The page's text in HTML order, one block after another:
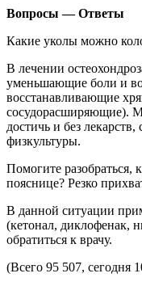
Вопросы — Ответы
Какие уколы можно
В лечении
уменьшающие боли и
восстанавливающие
сосудорасширяющие).
достичь и без
физкультуры.
Помогите разобраться,
пояснице? Резко
В данной ситуации
(кетонал, диклофенак,
обратиться к врачу.
(Всего 95 507, сегодня